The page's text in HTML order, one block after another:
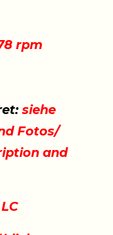
rpm
siehe
Fotos/
and
LC